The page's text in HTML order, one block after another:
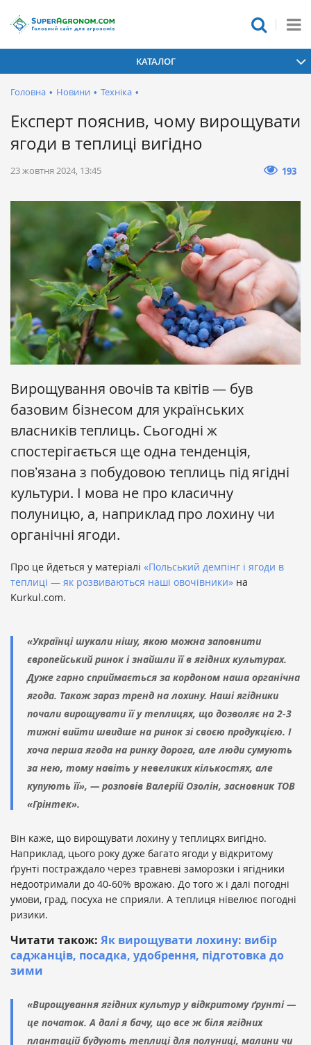
КАТАЛОГ
Головна • Новини • Техніка •
Експерт пояснив, чому вирощувати
ягоди в теплиці вигідно
23 жовтня 2024, 13:45 193
Вирощування овочів та квітів — був
базовим бізнесом для українських
власників теплиць. Сьогодні ж
спостерігається ще одна тенденція,
повʼязана з побудовою теплиць під ягідні
культури. І мова не про класичну
полуницю, а, наприклад про лохину чи
органічні ягоди.
Про це йдеться у матеріалі «Польський демпінг і ягоди в
теплиці — як розвиваються наші овочівники» на
Kurkul.com.
«Українці шукали нішу, якою можна заповнити
європейський ринок і знайшли її в ягідних культурах.
Дуже гарно сприймається за кордоном наша органічна
ягода. Також зараз тренд на лохину. Наші ягідники
почали вирощувати її у теплицях, що дозволяє на 2-3
тижні вийти швидше на ринок зі своєю продукцією. І
хоча перша ягода на ринку дорога, але люди сумують
за нею, тому навіть у невеликих кількостях, але
купують її», — розповів Валерій Озолін, засновник ТОВ
«Грінтек».
Він каже, що вирощувати лохину у теплицях вигідно.
Наприклад, цього року дуже багато ягоди у відкритому
ґрунті постраждало через травневі заморозки і ягідники
недоотримали до 40-60% врожаю. До того ж і далі погодні
умови, град, посуха не сприяли. А теплиця нівелює погодні
ризики.
Читати також: Як вирощувати лохину: вибір
саджанців, посадка, удобрення, підготовка до
зими
«Вирощування ягідних культур у відкритому ґрунті —
це початок. А далі я бачу, що все ж біля ягідних
плантацій будують теплиці для полуниці, малини чи